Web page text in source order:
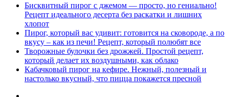
Бисквитный пирог с джемом — просто, но гениально!
Рецепт идеального десерта без раскатки и лишних
хлопот
Пирог, который вас удивит: готовится на сковороде, а по
вкусу – как из печи! Рецепт, который полюбят все
Творожные булочки без дрожжей. Простой рецепт,
который делает их воздушными, как облако
Кабачковый пирог на кефире. Нежный, полезный и
настолько вкусный, что пицца покажется пресной